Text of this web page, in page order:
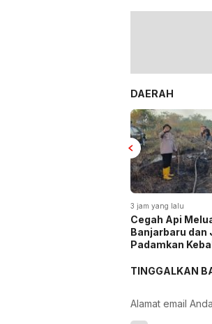
DAERAH
3 jam yang lalu
Cegah Api
Banjarbaru dan
Padamkan
TINGGALKAN
Alamat email